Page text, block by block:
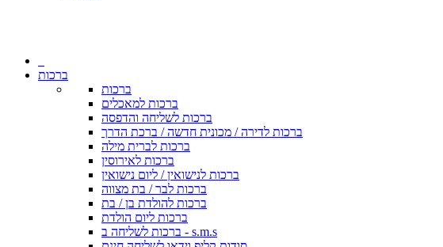
ברכות
ברכות
ברכות למאכלים
ברכות לשליחה והדפסה
ברכות לדירה / מכונית חדשה / ברכת הדרך
ברכות לברית מילה
ברכות לאירוסין
ברכות לנישואין / ליום נישואין
ברכות לבר / בת מצווה
ברכות להולדת בן / בת
ברכות ליום הולדת
ברכות לשליחה ב - s.m.s